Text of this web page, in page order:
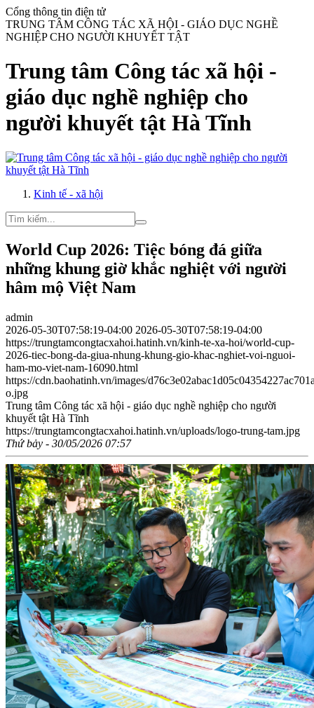
Cổng thông tin điện tử
TRUNG TÂM CÔNG TÁC XÃ HỘI - GIÁO DỤC NGHỀ
NGHIỆP CHO NGƯỜI KHUYẾT TẬT
Trung tâm Công tác xã hội -
giáo dục nghề nghiệp cho
người khuyết tật Hà Tĩnh
Kinh tế - xã hội
World Cup 2026: Tiệc bóng đá giữa
những khung giờ khắc nghiệt với người
hâm mộ Việt Nam
admin
2026-05-30T07:58:19-04:00 2026-05-30T07:58:19-04:00
https://trungtamcongtacxahoi.hatinh.vn/kinh-te-xa-hoi/world-cup-
2026-tiec-bong-da-giua-nhung-khung-gio-khac-nghiet-voi-nguoi-
ham-mo-viet-nam-16090.html
https://cdn.baohatinh.vn/images/
o.jpg
Trung tâm Công tác xã hội - giáo dục nghề nghiệp cho người
khuyết tật Hà Tĩnh
https://trungtamcongtacxahoi.hatinh.vn/uploads/logo-trung-tam.jpg
Thứ bảy - 30/05/2026 07:57